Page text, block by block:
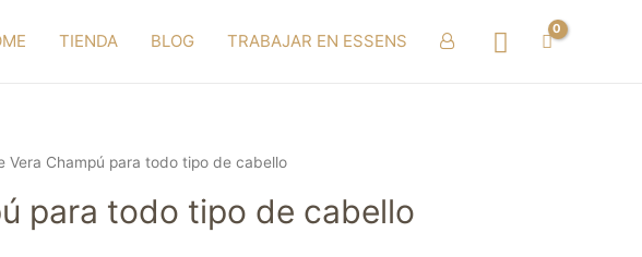
TIENDA BLOG TRABAJAR EN ESSENS Buscar
Vera Champú para todo tipo de cabello
para todo tipo de cabello